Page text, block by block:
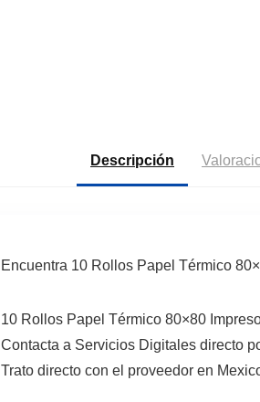
Descripción
Encuentra 10 Rollos Papel Térmico
10 Rollos Papel Térmico 80×80
Contacta a Servicios Digitales directo
Trato directo con el proveedor en